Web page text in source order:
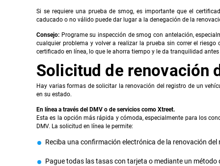
Si se requiere una prueba de smog, es importante que el
caducado o no válido puede dar lugar a la denegación de la
Consejo: Programe su inspección de smog con antelación,
cualquier problema y volver a realizar la prueba sin correr el
certificado en línea, lo que le ahorra tiempo y le da tranquilidad
Solicitud de renovación
Hay varias formas de solicitar la renovación del registro de un
en su estado.
En línea a través del DMV o de servicios como Xtreet.
Esta es la opción más rápida y cómoda, especialmente para los
DMV. La solicitud en línea le permite:
Reciba una confirmación electrónica de la renovación del
Pague todas las tasas con tarjeta o mediante un método